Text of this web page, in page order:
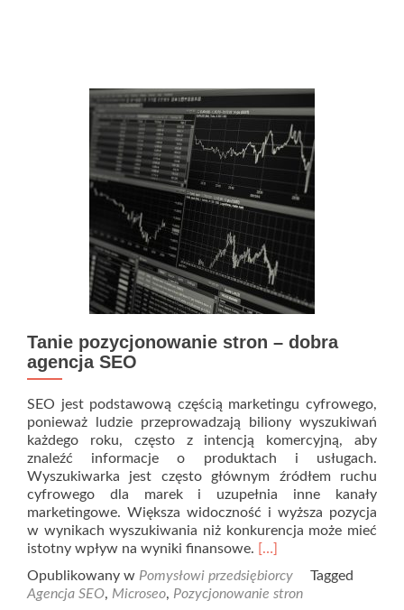
Tanie pozycjonowanie stron – dobra
agencja SEO
SEO jest podstawową częścią marketingu cyfrowego,
ponieważ ludzie przeprowadzają biliony wyszukiwań
każdego roku, często z intencją komercyjną, aby
znaleźć informacje o produktach i usługach.
Wyszukiwarka jest często głównym źródłem ruchu
cyfrowego dla marek i uzupełnia inne kanały
marketingowe. Większa widoczność i wyższa pozycja
w wynikach wyszukiwania niż konkurencja może mieć
istotny wpływ na wyniki finansowe. Read
about
Tanie
[…]
Opublikowany w Pomysłowi przedsiębiorcy
Tagged
Agencja SEO, Microseo, Pozycjonowanie stron